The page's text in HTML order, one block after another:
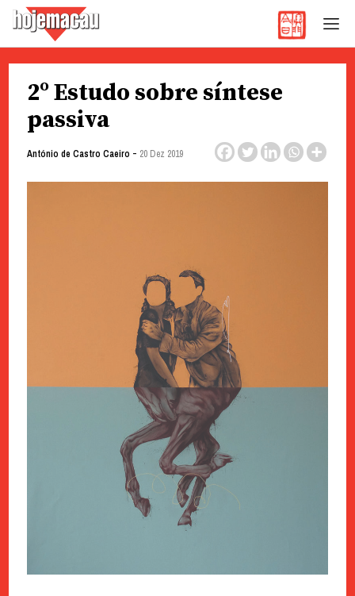
2º Estudo sobre síntese
passiva
António de Castro Caeiro - 20 Dez 2019